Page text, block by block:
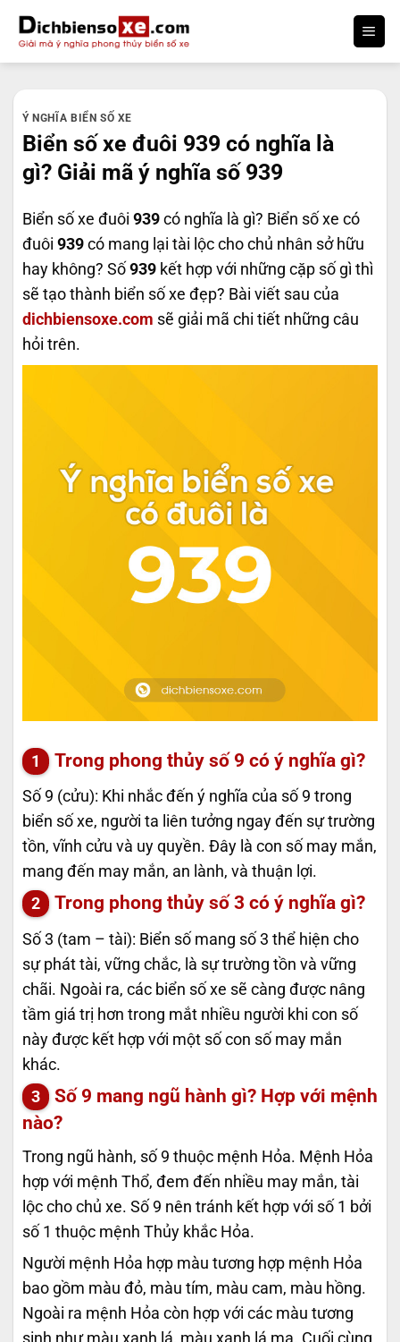
qua
nội
Ý NGHĨA BIỂN SỐ XE
Biển số xe đuôi 939 có nghĩa là
gì? Giải mã ý nghĩa số 939
Biển số xe đuôi 939 có nghĩa là gì? Biển số xe có
đuôi 939 có mang lại tài lộc cho chủ nhân sở hữu
hay không? Số 939 kết hợp với những cặp số gì thì
sẽ tạo thành biển số xe đẹp? Bài viết sau của
dichbiensoxe.com sẽ giải mã chi tiết những câu
hỏi trên.
Trong phong thủy số 9 có ý nghĩa gì?
Số 9 (cửu): Khi nhắc đến ý nghĩa của số 9 trong
biển số xe, người ta liên tưởng ngay đến sự trường
tồn, vĩnh cửu và uy quyền. Đây là con số may mắn,
mang đến may mắn, an lành, và thuận lợi.
Trong phong thủy số 3 có ý nghĩa gì?
Số 3 (tam – tài): Biển số mang số 3 thể hiện cho
sự phát tài, vững chắc, là sự trường tồn và vững
chãi. Ngoài ra, các biển số xe sẽ càng được nâng
tầm giá trị hơn trong mắt nhiều người khi con số
này được kết hợp với một số con số may mắn
khác.
Số 9 mang ngũ hành gì? Hợp với mệnh
nào?
Trong ngũ hành, số 9 thuộc mệnh Hỏa. Mệnh Hỏa
hợp với mệnh Thổ, đem đến nhiều may mắn, tài
lộc cho chủ xe. Số 9 nên tránh kết hợp với số 1 bởi
số 1 thuộc mệnh Thủy khắc Hỏa.
Người mệnh Hỏa hợp màu tương hợp mệnh Hỏa
bao gồm màu đỏ, màu tím, màu cam, màu hồng.
Ngoài ra mệnh Hỏa còn hợp với các màu tương
sinh như màu xanh lá, màu xanh lá mạ. Cuối cùng